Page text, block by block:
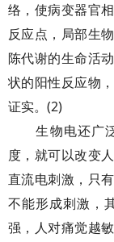
络，使病变器官
反应点，局部生
陈代谢的生命活
状的阳性反应物
证实。(2)
生物电还广泛
度，就可以改变
直流电刺激，只
不能形成刺激，
强，人对痛觉越